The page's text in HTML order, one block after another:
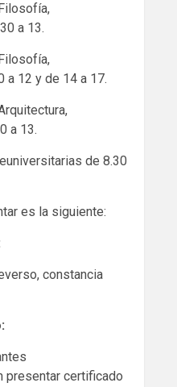
a 13.
a 12 y de 14 a 17.
a 13.
de 8.30
es la siguiente:
constancia
presentar certificado